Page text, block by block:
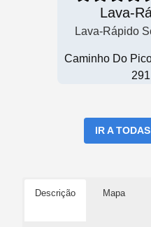
Lava-
Lava-Rápido
Caminho Do
IR A
Descrição Mapa